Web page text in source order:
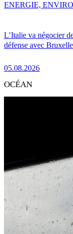
L’Italie va négocier
défense avec
05.08.2026
ENERGIE,
OCÉAN